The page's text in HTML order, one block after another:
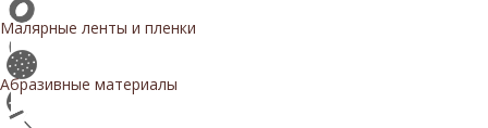
Малярные ленты и пленки
Абразивные материалы